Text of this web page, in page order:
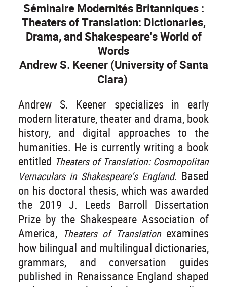
Séminaire Modernités Britanniques :
Theaters of Translation: Dictionaries,
Drama, and Shakespeare's World of
Words
Andrew S. Keener (University of Santa
Clara)
Andrew S. Keener specializes in early
modern literature, theater and drama, book
history, and digital approaches to the
humanities. He is currently writing a book
entitled Theaters of Translation: Cosmopolitan
Vernaculars in Shakespeare’s England. Based
on his doctoral thesis, which was awarded
the 2019 J. Leeds Barroll Dissertation
Prize by the Shakespeare Association of
America, Theaters of Translationexamines
how bilingual and multilingual dictionaries,
grammars, and conversation guides
published in Renaissance England shaped